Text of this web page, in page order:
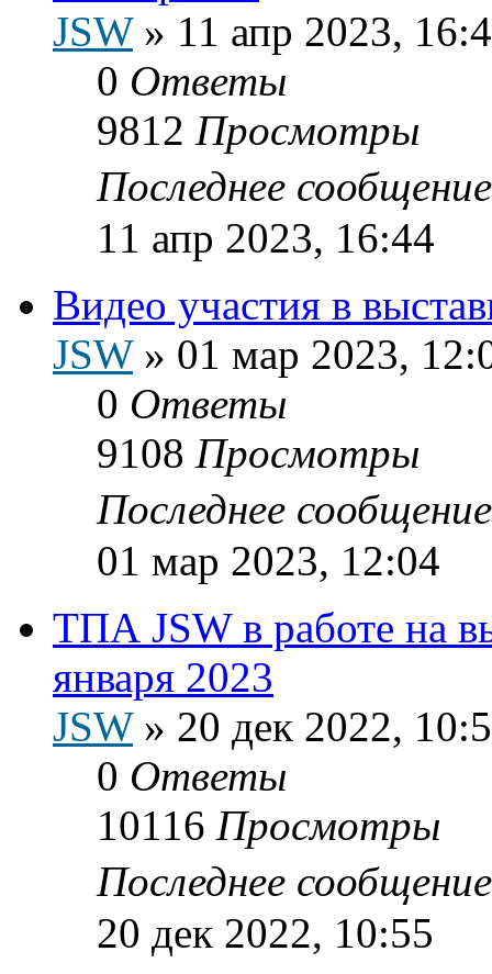
JSW» 11 апр 2023,
0 Ответы
9812 Просмотры
Последнее
11 апр 2023, 16:44
Видео участия в
JSW» 01 мар 2023,
0 Ответы
9108 Просмотры
Последнее
01 мар 2023, 12:04
ТПА JSW в работе на
января 2023
JSW» 20 дек 2022,
0 Ответы
10116 Просмотры
Последнее
20 дек 2022, 10:55